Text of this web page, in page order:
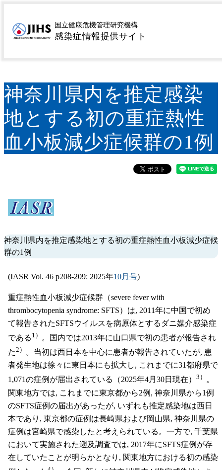
国立健康危機管理研究機構
感染症情報提供サイト
トップページ>サーベイランス>病原微生物検出情報
(IASR)>神奈川県内を推定感染地とする初の重症熱性
神奈川県内を推定感染
地とする初の重症熱性
血小板減少症候群の1例
神奈川県内を推定感染地とする初の重症熱性血小板減少症候
群の1例
(IASR Vol. 46 p208-209: 2025年10月号)
重症熱性血小板減少症候群（severe fever with
thrombocytopenia syndrome: SFTS）は, 2011年に中国で初め
て報告されたSFTSウイルスを病原体とするダニ媒介感染症
である 1）
。国内では2013年に山口県で初の患者が報告され
た2）
。当初は西日本を中心に患者が報告されていたが, 患
者発生地は徐々に東日本にも拡大し, これまでに31都府県で
1,071の症例が届出されている（2025年4月30日現在） 3） 。
関東地方では, これまでに東京都から2例, 神奈川県から1例
のSFTS症例の届出があったが, いずれも推定感染地は西日
本であり, 東京都の症例は長崎県および岡山県, 神奈川県の
症例は宮崎県で感染したと考えられている。一方で, 千葉県
において実施された遡及調査では, 2017年にSFTS症例が存
在していたことが明らかとなり, 関東地方における初の感染